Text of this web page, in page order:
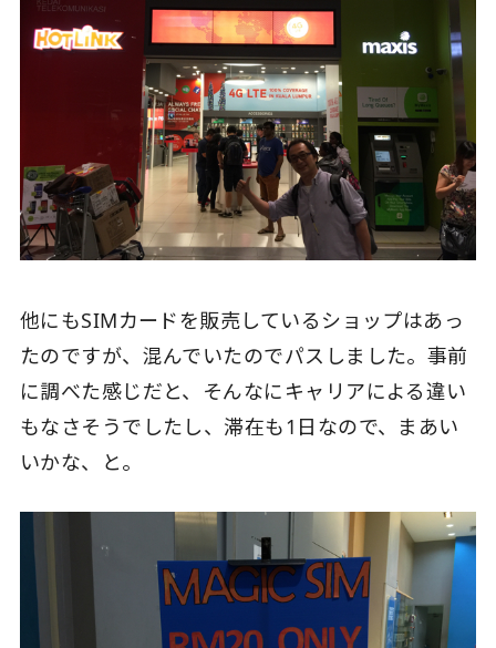
他にもSIMカードを販売しているショップはあっ
たのですが、混んでいたのでパスしました。事前
に調べた感じだと、そんなにキャリアによる違い
もなさそうでしたし、滞在も1日なので、まあい
いかな、と。